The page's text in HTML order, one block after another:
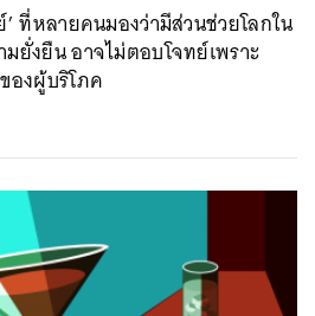
ที่หลายคนมองว่ามีส่วนช่วยโลกใน
ยั่งยืน อาจไม่ตอบโจทย์เพราะ
องผู้บริโภค